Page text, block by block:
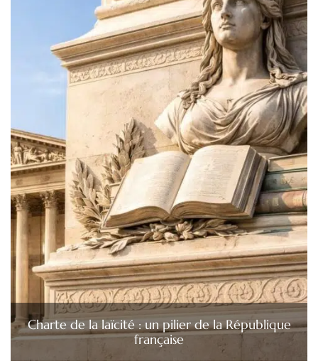
Charte de la laïcité : un pilier de la République
française